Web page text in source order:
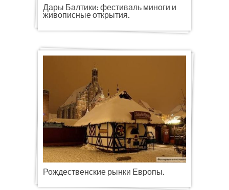
Дары Балтики: фестиваль миноги и
живописные открытия.
Рождественские рынки Европы.